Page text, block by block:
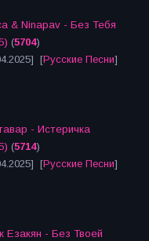
& Ninapav - Без Тебя
(5704)
[Русские Песни]
- Истеричка
(5714)
[Русские Песни]
Езакян - Без Твоей